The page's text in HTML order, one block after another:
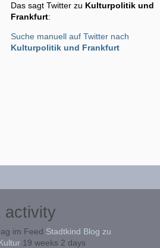
Das sagt Twitter zu Kulturpolitik und
Frankfurt:
Suche manuell auf Twitter nach
Kulturpolitik und Frankfurt
activity
im Feed Stadtkind Blog zu
19 weeks 2 days